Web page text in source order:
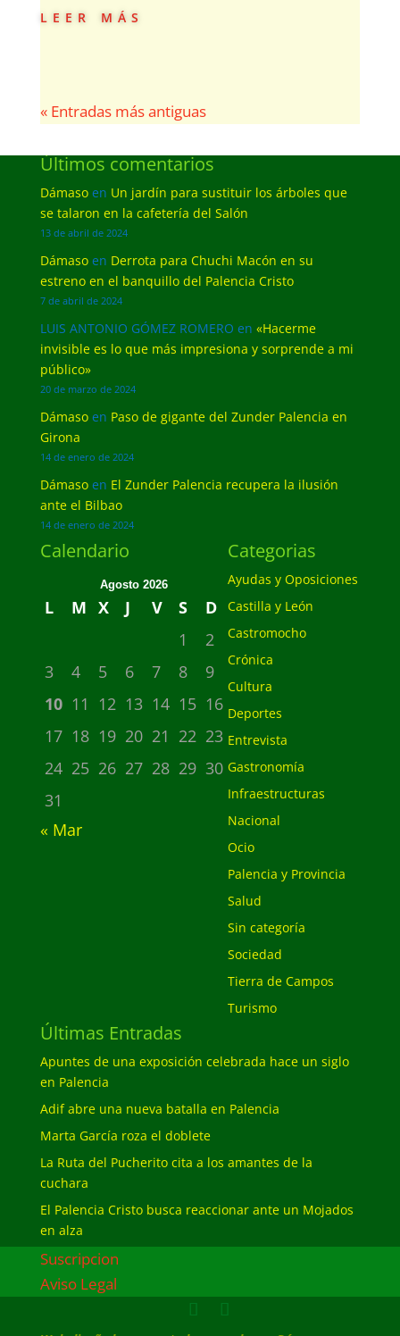
leer más
« Entradas más antiguas
Últimos comentarios
Dámasoen Un jardín para sustituir los árboles que
se talaron en la cafetería del Salón
13 de abril de 2024
Dámasoen Derrota para Chuchi Macón en su
estreno en el banquillo del Palencia Cristo
7 de abril de 2024
LUIS ANTONIO GÓMEZ ROMERO en «Hacerme
invisible es lo que más impresiona y sorprende a mi
público»
20 de marzo de 2024
Dámasoen Paso de gigante del Zunder Palencia en
Girona
14 de enero de 2024
Dámasoen El Zunder Palencia recupera la ilusión
ante el Bilbao
14 de enero de 2024
Calendario
Agosto 2026
L M X J V S
D
1
2
3
4 5 6 7 8
9
10 11 12 13 14 15 16
17 18 19 20 21 22 23
24 25 26 27 28 29 30
31
« Mar
Categorias
Ayudas y Oposiciones
Castilla y León
Castromocho
Crónica
Cultura
Deportes
Entrevista
Gastronomía
Infraestructuras
Nacional
Ocio
Palencia y Provincia
Salud
Sin categoría
Sociedad
Tierra de Campos
Turismo
Últimas Entradas
Apuntes de una exposición celebrada hace un siglo
en Palencia
Adif abre una nueva batalla en Palencia
Marta García roza el doblete
La Ruta del Pucherito cita a los amantes de la
cuchara
El Palencia Cristo busca reaccionar ante un Mojados
en alza
Suscripcion
Aviso Legal